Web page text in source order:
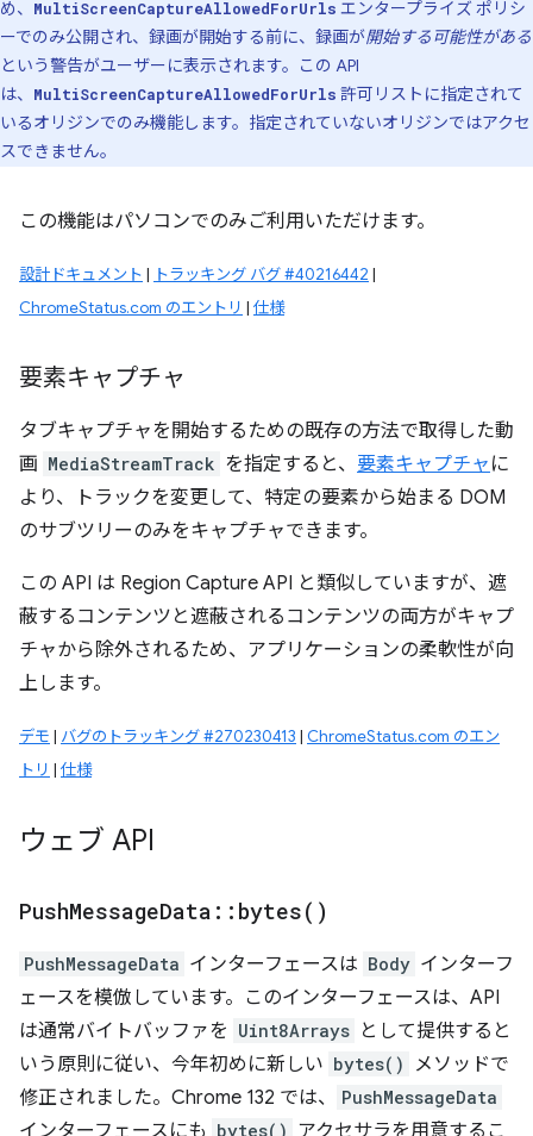
め、
MultiScreenCaptureAllowedForUrls エンタープライズ ポリシ
ーでのみ公開され、録画が開始する前に、録画が開始する可能性がある
という警告がユーザーに表示されます。この API
は、
MultiScreenCaptureAllowedForUrls 許可リストに指定されて
いるオリジンでのみ機能します。指定されていないオリジンではアクセ
スできません。
この機能はパソコンでのみご利用いただけます。
設計ドキュメント | トラッキング バグ #40216442 |
ChromeStatus.com のエントリ | 仕様
要素キャプチャ
タブキャプチャを開始するための既存の方法で取得した動
画 MediaStreamTrack を指定すると、 要素キャプチャ に
より、トラックを変更して、特定の要素から始まる DOM
のサブツリーのみをキャプチャできます。
この API は Region Capture API と類似していますが、遮
蔽するコンテンツと遮蔽されるコンテンツの両方がキャプ
チャから除外されるため、アプリケーションの柔軟性が向
上します。
デモ | バグのトラッキング #270230413 | ChromeStatus.com のエン
トリ | 仕様
ウェブ API
PushMessageData :: bytes( )
PushMessageData インターフェースは Body インターフ
ェースを模倣しています。このインターフェースは、API
は通常バイトバッファを Uint8Arrays として提供すると
いう原則に従い、今年初めに新しい bytes()
メソッドで
修正されました。Chrome 132 では、
PushMessageData
インターフェースにも bytes() アクセサラを用意するこ